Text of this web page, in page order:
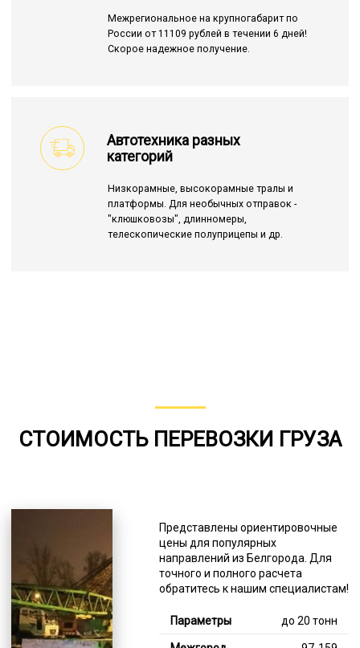
Межрегиональное на крупногабарит по
России от 11109 рублей в течении 6 дней!
Скорое надежное получение.
Автотехника разных
категорий
Низкорамные, высокорамные тралы и
платформы. Для необычных отправок -
"клюшковозы", длинномеры,
телескопические полуприцепы и др.
СТОИМОСТЬ ПЕРЕВОЗКИ ГРУЗА
Представлены ориентировочные
цены для популярных
направлений из Белгорода. Для
точного и полного расчета
обратитесь к нашим специалистам!
до 20 тонн